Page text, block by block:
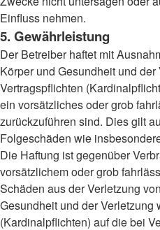
Einfluss nehmen.
5. Gewährleistung
Der Betreiber haftet mit
Körper und Gesundheit und
Vertragspflichten
ein vorsätzliches oder grob
zurückzuführen sind. Dies gilt
Folgeschäden wie
Die Haftung ist gegenüber
vorsätzlichem oder grob
Schäden aus der Verletzung
Gesundheit und der Verletzung
(Kardinalpflichten) auf die bei